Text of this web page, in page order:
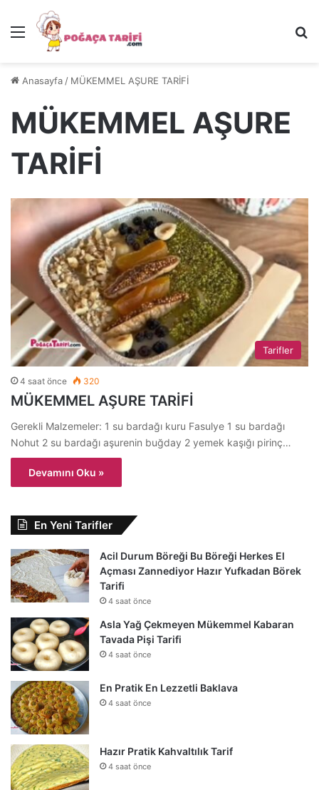
Menü
Anasayfa / MÜKEMMEL AŞURE TARİFİ
MÜKEMMEL AŞURE
TARİFİ
Tarifler
4 saat önce 320
MÜKEMMEL AŞURE TARİFİ
Gerekli Malzemeler: 1 su bardağı kuru Fasulye 1 su bardağı
Nohut 2 su bardağı aşurenin buğday 2 yemek kaşığı pirinç…
Devamını Oku »
En Yeni Tarifler
Acil Durum Böreği Bu Böreği Herkes El
Açması Zannediyor Hazır Yufkadan Börek
Tarifi
4 saat önce
Asla Yağ Çekmeyen Mükemmel Kabaran
Tavada Pişi Tarifi
4 saat önce
En Pratik En Lezzetli Baklava
4 saat önce
Hazır Pratik Kahvaltılık Tarif
4 saat önce